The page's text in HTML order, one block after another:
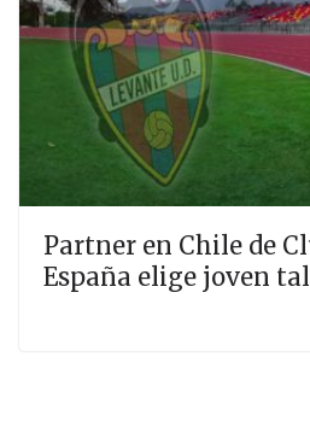
Partner en Chile de
España elige joven